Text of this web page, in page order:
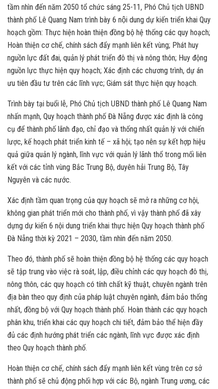
tầm nhìn đến năm 2050 tổ chức sáng 25-11, Phó Chủ tịch UBND
thành phố Lê Quang Nam trình bày 6 nội dung dự kiến triển khai Quy
hoạch gồm: Thực hiện hoàn thiện đồng bộ hệ thống các quy hoạch;
Hoàn thiện cơ chế, chính sách đẩy mạnh liên kết vùng; Phát huy
nguồn lực đất đai, quản lý phát triển đô thị và nông thôn; Huy động
nguồn lực thực hiện quy hoạch; Xác định các chương trình, dự án
ưu tiên đầu tư trên các lĩnh vực; Giám sát thực hiện quy hoạch.
Trình bày tại buổi lễ, Phó Chủ tịch UBND thành phố Lê Quang Nam
nhấn mạnh, Quy hoạch thành phố Đà Nẵng được xác định là công
cụ để thành phố lãnh đạo, chỉ đạo và thống nhất quản lý với chiến
lược, kế hoạch phát triển kinh tế – xã hội; tạo nên sự kết hợp hiệu
quả giữa quản lý ngành, lĩnh vực với quản lý lãnh thổ trong mối liên
kết với các tỉnh vùng Bắc Trung Bộ, duyên hải Trung Bộ, Tây
Nguyên và các nước.
Xác định tầm quan trọng của quy hoạch sẽ mở ra những cơ hội,
không gian phát triển mới cho thành phố, vì vậy thành phố đã xây
dựng dự kiến 6 nội dung triển khai thực hiện Quy hoạch thành phố
Đà Nẵng thời kỳ 2021 – 2030, tầm nhìn đến năm 2050.
Theo đó, thành phố sẽ hoàn thiện đồng bộ hệ thống các quy hoạch
sẽ tập trung vào việc rà soát, lập, điều chỉnh các quy hoạch đô thị,
nông thôn, các quy hoạch có tính chất kỹ thuật, chuyên ngành trên
địa bàn theo quy định của pháp luật chuyên ngành, đảm bảo thống
nhất, đồng bộ với Quy hoạch thành phố. Hoàn thành các quy hoạch
phân khu, triển khai các quy hoạch chi tiết, đảm bảo thể hiện đầy
đủ các định hướng phát triển các ngành, lĩnh vực được xác định
theo Quy hoạch thành phố.
Hoàn thiện cơ chế, chính sách đẩy mạnh liên kết vùng trên cơ sở
thành phố sẽ chủ động phối hợp với các Bộ, ngành Trung ương, các